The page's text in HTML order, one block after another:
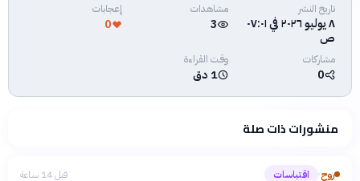
تاريخ النشر
٨ يوليو ٢٠٢٦ في ٠٧:٠١
ص
مشاهدات
3
إعجابات
0
مشاركات
0
وقت القراءة
1 دق
منشورات ذات صلة
روح› اقتباسات قبل 14 ساعة